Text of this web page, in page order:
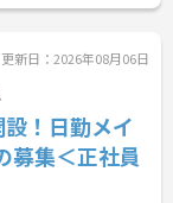
更新日：2026年08月06日
！日勤メイ
募集＜正社員